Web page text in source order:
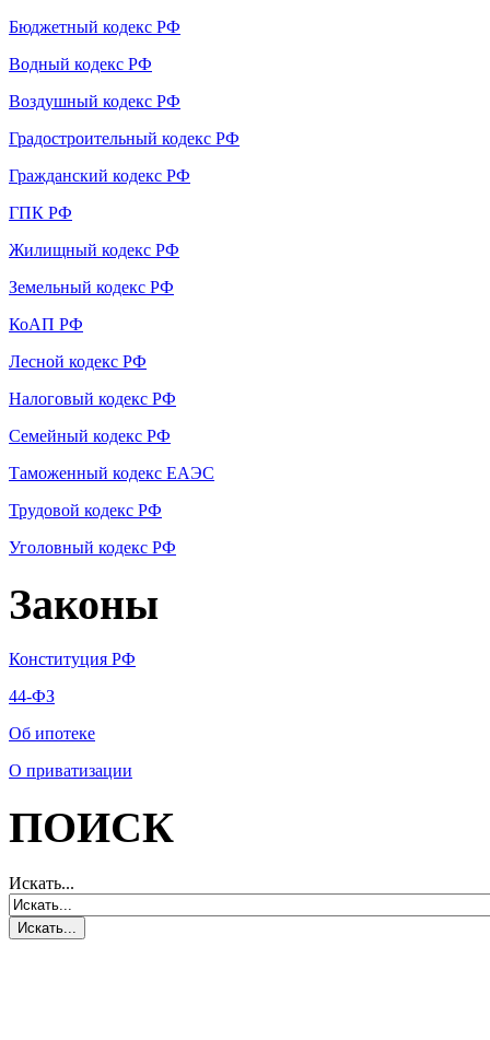
Бюджетный кодекс РФ
Водный кодекс РФ
Воздушный кодекс РФ
Градостроительный кодекс РФ
Гражданский кодекс РФ
ГПК РФ
Жилищный кодекс РФ
Земельный кодекс РФ
КоАП РФ
Лесной кодекс РФ
Налоговый кодекс РФ
Семейный кодекс РФ
Таможенный кодекс ЕАЭС
Трудовой кодекс РФ
Уголовный кодекс РФ
Законы
Конституция РФ
44-ФЗ
Об ипотеке
О приватизации
ПОИСК
Искать...